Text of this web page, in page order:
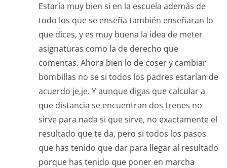
Estaría muy bien si en la escuela además de
todo los que se enseña también enseñaran lo
que dices, y es muy buena la idea de meter
asignaturas como la de derecho que
comentas. Ahora bien lo de coser y cambiar
bombillas no se si todos los padres estarían de
acuerdo je,je. Y aunque digas que calcular a
que distancia se encuentran dos trenes no
sirve para nada si que sirve, no exactamente el
resultado que te da, pero si todos los pasos
que has tenido que dar para llegar al resultado
porque has tenido que poner en marcha